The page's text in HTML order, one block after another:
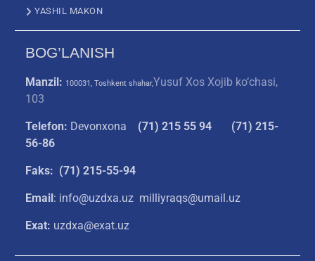
YASHIL MAKON
BOG’LANISH
Manzil: 100031, Toshkent shahar,Yusuf Xos Xojib ko‘chasi,
103
Telefon: Devonxona (71) 215 55 94
(71) 215-
56-86
Faks: (71) 215-55-94
Email : info@uzdxa.uz milliyraqs@umail.uz
Exat: uzdxa@exat.uz